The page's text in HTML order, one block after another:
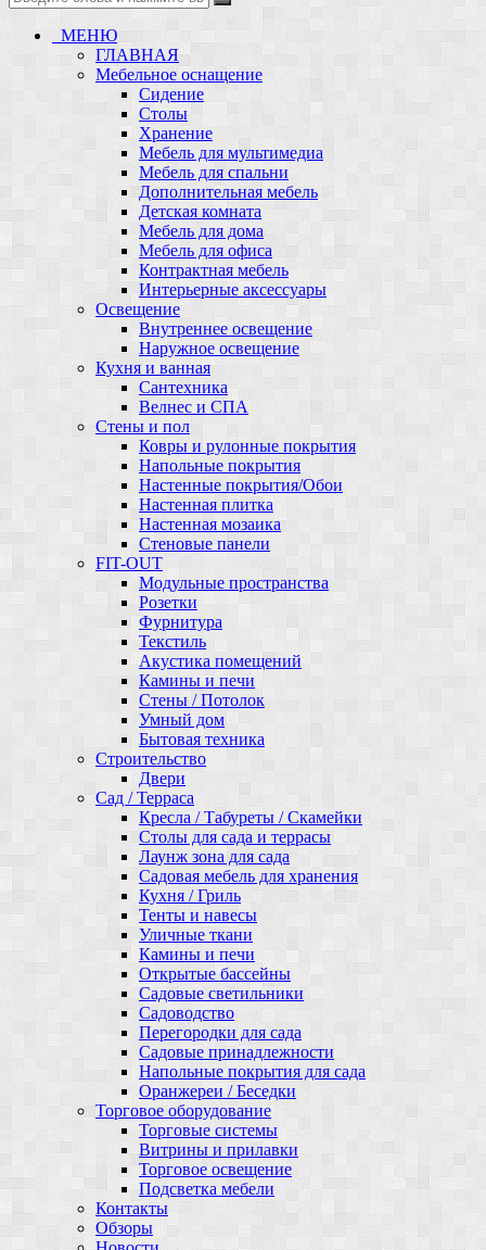
МЕНЮ
ГЛАВНАЯ
Мебельное оснащение
Сидение
Столы
Хранение
Мебель для мультимедиа
Мебель для спальни
Дополнительная мебель
Детская комната
Мебель для дома
Мебель для офиса
Контрактная мебель
Интерьерные аксессуары
Освещение
Внутреннее освещение
Наружное освещение
Кухня и ванная
Сантехника
Велнес и СПА
Стены и пол
Ковры и рулонные покрытия
Напольные покрытия
Настенные покрытия/Обои
Настенная плитка
Настенная мозаика
Стеновые панели
FIT-OUT
Модульные пространства
Розетки
Фурнитура
Текстиль
Акустика помещений
Камины и печи
Стены / Потолок
Умный дом
Бытовая техника
Строительство
Двери
Сад / Терраса
Кресла / Табуреты / Скамейки
Столы для сада и террасы
Лаунж зона для сада
Садовая мебель для хранения
Кухня / Гриль
Тенты и навесы
Уличные ткани
Камины и печи
Открытые бассейны
Садовые светильники
Садоводство
Перегородки для сада
Садовые принадлежности
Напольные покрытия для сада
Оранжереи / Беседки
Торговое оборудование
Торговые системы
Витрины и прилавки
Торговое освещение
Подсветка мебели
Контакты
Обзоры